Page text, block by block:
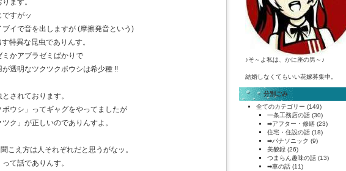
ます。
すがッ
イで音を出しますが (摩擦発音という)
特異な昆虫でありんす。
かアブラゼミばかりで
透明なツクツクボウシは希少種 !!
されております。
ウシ」ってギャグをやってましたが
ク」が正しいのでありんすよ。
こえ方は人それぞれだと思うがなッ。
て話でありんす。
♪そ～よ私は、かに座の男～♪
結婚しなくてもいい花嫁募集中。
分別ごみ
全てのカテゴリー (149)
一条工務店の話 (30)
➡アフター・修繕 (23)
住宅・住設の話 (18)
➡パナソニック (9)
美貌録 (26)
つまらん趣味の話 (13)
➡車の話 (11)